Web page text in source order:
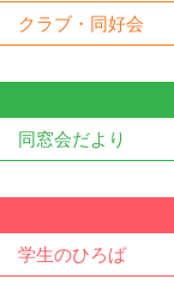
クラブ・同好会
同窓会だより
学生のひろば